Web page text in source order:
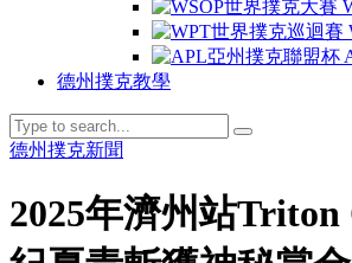
德州撲克教學
德州撲克新聞
2025年濟州站Triton